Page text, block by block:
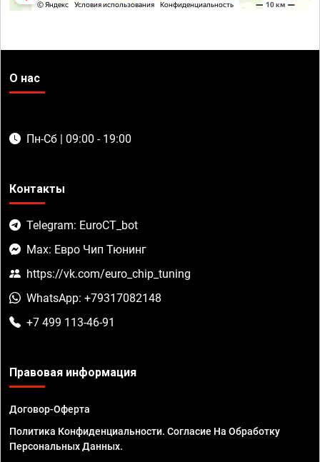
О нас
Пн-Сб | 09:00 - 19:00
Контакты
Telegram: EuroCT_bot
Max: Евро Чип Тюнинг
https://vk.com/euro_chip_tuning
WhatsApp: +79317082148
+7 499 113-46-91
Правовая информация
Договор-Оферта
Политика Конфиденциальности. Согласие На Обработку
Персональных Данных.